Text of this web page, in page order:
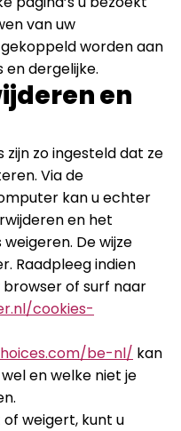
van uw
worden aan
dergelijke.
en
zo ingesteld dat ze
Via de
kan u echter
en het
De wijze
Raadpleeg indien
of surf naar
cookies-
be-nl/ kan
en welke niet je
weigert, kunt u